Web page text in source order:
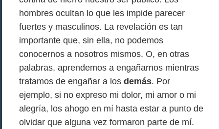
hombres ocultan lo que les impide parecer
fuertes y masculinos. La revelación es tan
importante que, sin ella, no podemos
conocernos a nosotros mismos. O, en otras
palabras, aprendemos a engañarnos mientras
tratamos de engañar a los demás. Por
ejemplo, si no expreso mi dolor, mi amor o mi
alegría, los ahogo en mí hasta estar a punto de
olvidar que alguna vez formaron parte de mí.